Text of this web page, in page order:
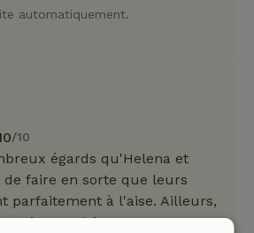
automatiquement.
/10
égards qu'Helena et
faire en sorte que leurs
parfaitement à l'aise. Ailleurs,
vrai super hôte.